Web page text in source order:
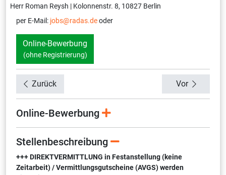
Herr Roman Reysh | Kolonnenstr. 8, 10827 Berlin
per E-Mail: jobs@radas.deoder
Online-Bewerbung
(ohne Registrierung)
Zurück Vor
Online-Bewerbung
Stellenbeschreibung
+++ DIREKTVERMITTLUNG in Festanstellung (keine
Zeitarbeit) / Vermittlungsgutscheine (AVGS) werden